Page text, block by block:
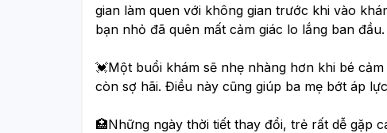
gian làm quen với không gian trước khi vào
bạn nhỏ đã quên mất cảm giác lo lắng ban đầu.
💓Một buổi khám sẽ nhẹ nhàng hơn khi bé
còn sợ hãi. Điều này cũng giúp ba mẹ bớt áp
🏥Những ngày thời tiết thay đổi, trẻ rất dễ gặp